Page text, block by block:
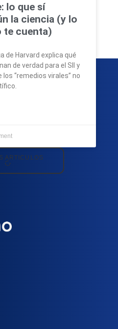
lo que sí
la ciencia (y lo
te cuenta)
de Harvard explica qué
de verdad para el SII y
los “remedios virales” no
ARTICULOS